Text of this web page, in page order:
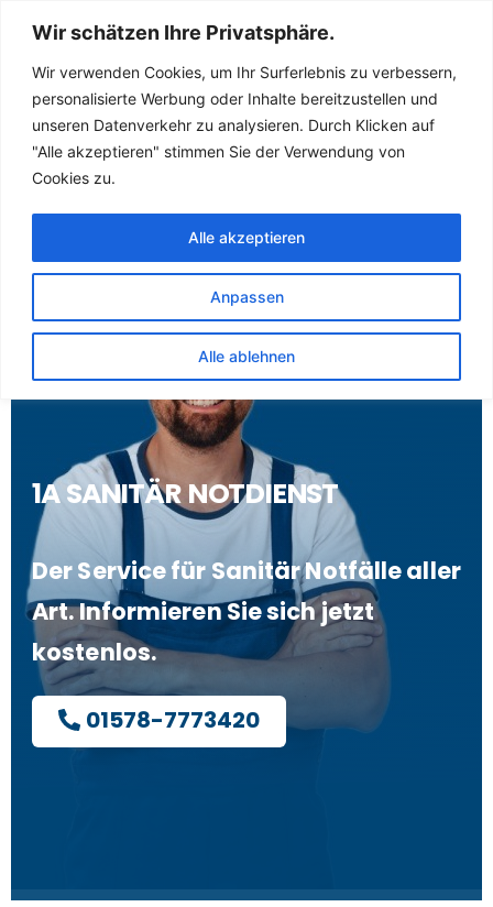
Wir schätzen Ihre Privatsphäre.
Wir verwenden Cookies, um Ihr Surferlebnis zu verbessern,
personalisierte Werbung oder Inhalte bereitzustellen und
unseren Datenverkehr zu analysieren. Durch Klicken auf
"Alle akzeptieren" stimmen Sie der Verwendung von
Cookies zu.
Anpassen
Alle ablehnen
Alle akzeptieren
Sanitär Notdienst
(Klempner) für
Neuhardenberg
Quappendorf
1A SANITÄR NOTDIENST
Der Service für Sanitär Notfälle aller
Art. Informieren Sie sich jetzt
kostenlos.
01578-7773420